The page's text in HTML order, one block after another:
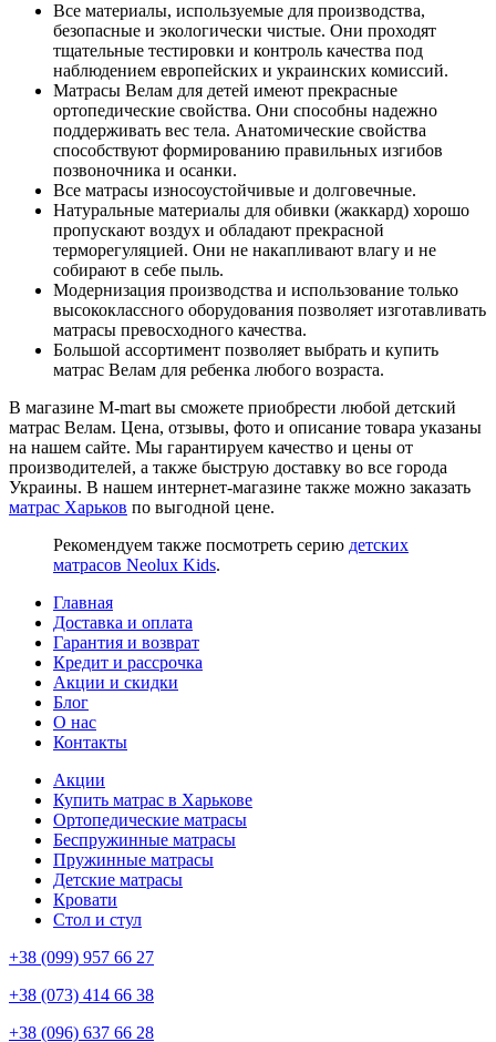
Все материалы, используемые для производства,
безопасные и экологически чистые. Они проходят
тщательные тестировки и контроль качества под
наблюдением европейских и украинских комиссий.
Матрасы Велам для детей имеют прекрасные
ортопедические свойства. Они способны надежно
поддерживать вес тела. Анатомические свойства
способствуют формированию правильных изгибов
позвоночника и осанки.
Все матрасы износоустойчивые и долговечные.
Натуральные материалы для обивки (жаккард) хорошо
пропускают воздух и обладают прекрасной
терморегуляцией. Они не накапливают влагу и не
собирают в себе пыль.
Модернизация производства и использование только
высококлассного оборудования позволяет изготавливать
матрасы превосходного качества.
Большой ассортимент позволяет выбрать и купить
матрас Велам для ребенка любого возраста.
В магазине M-mart вы сможете приобрести любой детский
матрас Велам. Цена, отзывы, фото и описание товара указаны
на нашем сайте. Мы гарантируем качество и цены от
производителей, а также быструю доставку во все города
Украины. В нашем интернет-магазине также можно заказать
матрас Харьков по выгодной цене.
Рекомендуем также посмотреть серию детских
матрасов Neolux Kids.
Главная
Доставка и оплата
Гарантия и возврат
Кредит и рассрочка
Акции и скидки
Блог
О нас
Контакты
Акции
Купить матрас в Харькове
Ортопедические матрасы
Беспружинные матрасы
Пружинные матрасы
Детские матрасы
Кровати
Стол и стул
+38 (099) 957 66 27
+38 (073) 414 66 38
+38 (096) 637 66 28